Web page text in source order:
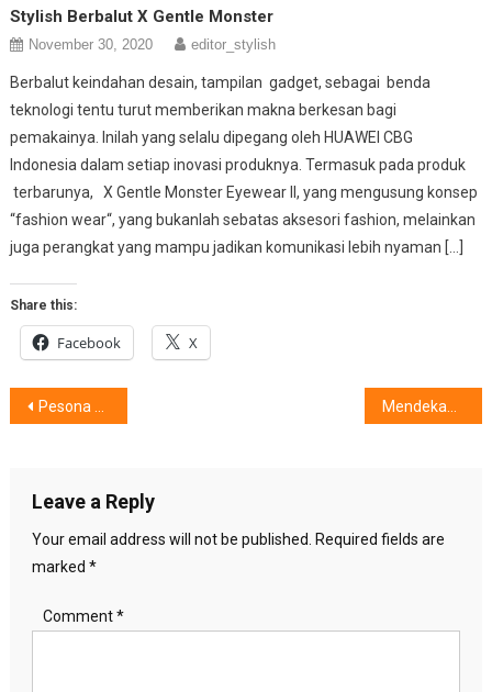
Stylish Berbalut X Gentle Monster
November 30, 2020 editor_stylish
Berbalut keindahan desain, tampilan gadget, sebagai benda
teknologi tentu turut memberikan makna berkesan bagi
pemakainya. Inilah yang selalu dipegang oleh HUAWEI CBG
Indonesia dalam setiap inovasi produknya. Termasuk pada produk
terbarunya, X Gentle Monster Eyewear II, yang mengusung konsep
“fashion wear“, yang bukanlah sebatas aksesori fashion, melainkan
juga perangkat yang mampu jadikan komunikasi lebih nyaman […]
Share this:
Facebook X
Post
Pesona Solusi Bagi Pelanggan & Hotel : Diberikan Oleh….? Mendekap ‘Si Dia’, Tampilan Anda Berpesona,
Leave a Reply
Your email address will not be published. Required fields are
marked *
Comment*